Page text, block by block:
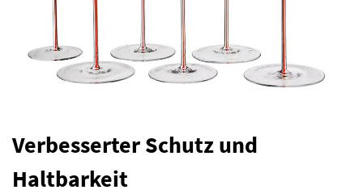
Verbesserter Schutz und
Haltbarkeit